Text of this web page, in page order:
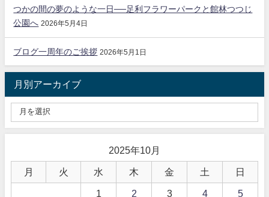
つかの間の夢のような一日──足利フラワーパークと館林つつじ
公園へ 2026年5月4日
ブログ一周年のご挨拶 2026年5月1日
月別アーカイブ
2025年10月
月 火 水 木 金 土 日
1 2 3 4 5